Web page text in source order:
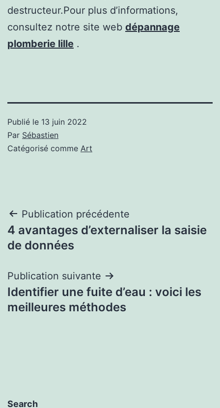
destructeur.Pour plus d’informations,
consultez notre site web dépannage
plomberie lille .
Publié le 13 juin 2022
Par Sébastien
Catégorisé comme Art
Navigation
de
Publication précédente
4 avantages d’externaliser la saisie
de données
Publication suivante
Identifier une fuite d’eau : voici les
meilleures méthodes
Search